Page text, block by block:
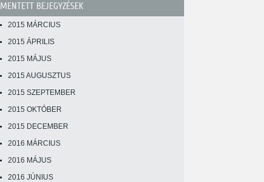
MENTETT BEJEGYZÉSEK
2015 MÁRCIUS
2015 ÁPRILIS
2015 MÁJUS
2015 AUGUSZTUS
2015 SZEPTEMBER
2015 OKTÓBER
2015 DECEMBER
2016 MÁRCIUS
2016 MÁJUS
2016 JÚNIUS